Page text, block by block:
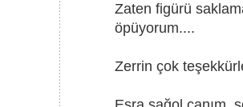
Zaten figürü
öpüyorum....
Zerrin çok